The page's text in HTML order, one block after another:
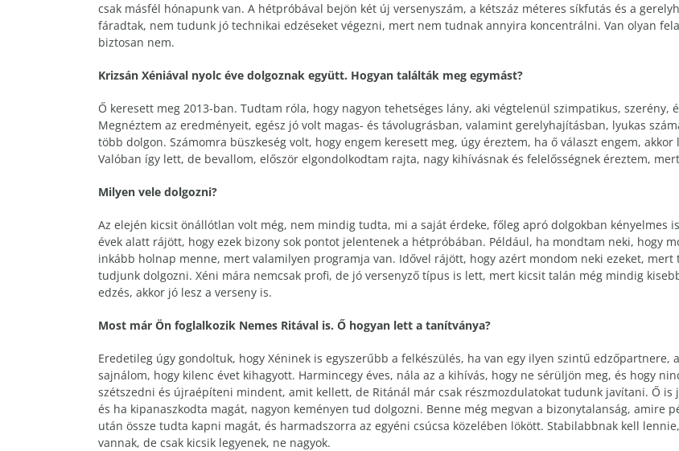
csak másfél hónapunk van. A hétpróbával bejön két új versenyszám, a kétszáz méteres síkfutás és a
fáradtak, nem tudunk jó technikai edzéseket végezni, mert nem tudnak annyira koncentrálni. Van olyan
biztosan nem.
Krizsán Xéniával nyolc éve dolgoznak együtt. Hogyan találták meg egymást?
Ő keresett meg 2013-ban. Tudtam róla, hogy nagyon tehetséges lány, aki végtelenül szimpatikus, szerény,
Megnéztem az eredményeit, egész jó volt magas- és távolugrásban, valamint gerelyhajításban, lyukas
több dolgon. Számomra büszkeség volt, hogy engem keresett meg, úgy éreztem, ha ő választ engem,
Valóban így lett, de bevallom, először elgondolkodtam rajta, nagy kihívásnak és felelősségnek éreztem,
Milyen vele dolgozni?
Az elején kicsit önállótlan volt még, nem mindig tudta, mi a saját érdeke, főleg apró dolgokban kényelmes
évek alatt rájött, hogy ezek bizony sok pontot jelentenek a hétpróbában. Például, ha mondtam neki, hogy
inkább holnap menne, mert valamilyen programja van. Idővel rájött, hogy azért mondom neki ezeket,
tudjunk dolgozni. Xéni mára nemcsak profi, de jó versenyző típus is lett, mert kicsit talán még mindig
edzés, akkor jó lesz a verseny is.
Most már Ön foglalkozik Nemes Ritával is. Ő hogyan lett a tanítványa?
Eredetileg úgy gondoltuk, hogy Xéninek is egyszerűbb a felkészülés, ha van egy ilyen szintű edzőpartnere,
sajnálom, hogy kilenc évet kihagyott. Harmincegy éves, nála az a kihívás, hogy ne sérüljön meg, és hogy
szétszedni és újraépíteni mindent, amit kellett, de Ritánál már csak részmozdulatokat tudunk javítani. Ő
és ha kipanaszkodta magát, nagyon keményen tud dolgozni. Benne még megvan a bizonytalanság, amire
után össze tudta kapni magát, és harmadszorra az egyéni csúcsa közelében lökött. Stabilabbnak kell
vannak, de csak kicsik legyenek, ne nagyok.